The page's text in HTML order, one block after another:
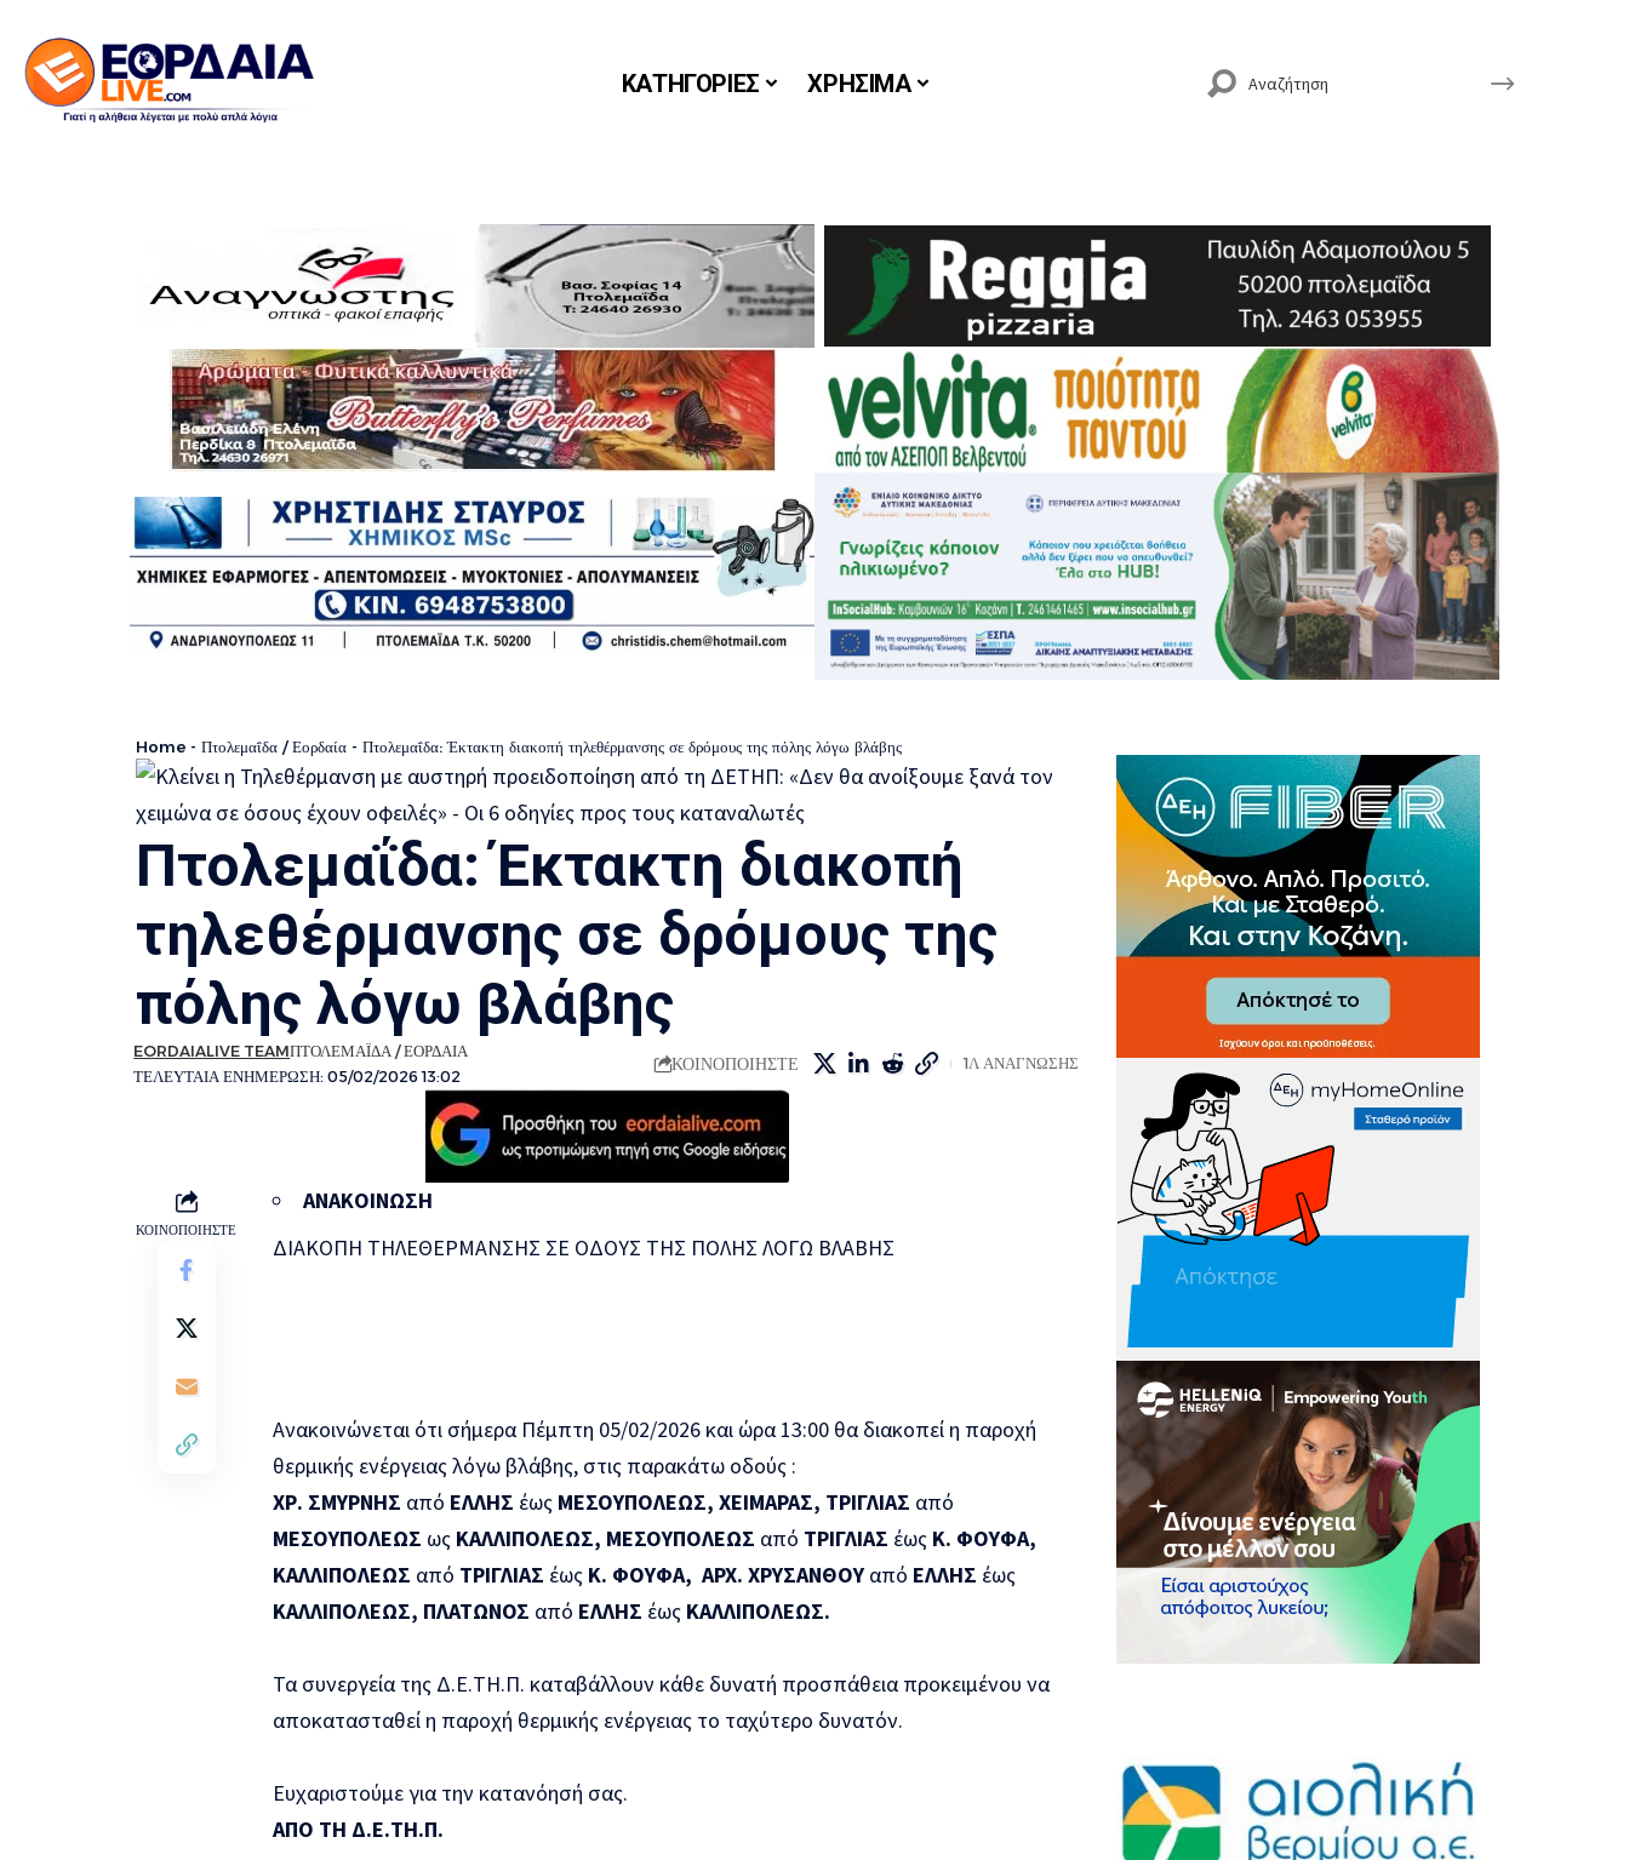
ΚΑΤΗΓΟΡΙΕΣ ΧΡΗΣΙΜΑ
Home - Πτολεμαΐδα / Εορδαία - Πτολεμαΐδα: Έκτακτη διακοπή τηλεθέρμανσης σε δρόμους της πόλης λόγω βλάβης
Πτολεμαΐδα: Έκτακτη διακοπή
τηλεθέρμανσης σε δρόμους της
πόλης λόγω βλάβης
ΤΕΛΕΥΤΑΙΑ ΕΝΗΜΕΡΩΣΗ: 05/02/2026 13:02
EORDAIALIVE TEAMΠΤΟΛΕΜΑΪΔΑ / ΕΟΡΔΑΙΑ
ΚΟΙΝΟΠΟΙΗΣΤΕ 1Λ ΑΝΑΓΝΩΣΗΣ
ΚΟΙΝΟΠΟΙΗΣΤΕ
ΑΝΑΚΟΙΝΩΣΗ
ΔΙΑΚΟΠΗ ΤΗΛΕΘΕΡΜΑΝΣΗΣ ΣΕ ΟΔΟΥΣ ΤΗΣ ΠΟΛΗΣ ΛΟΓΩ ΒΛΑΒΗΣ
Ανακοινώνεται ότι σήμερα Πέμπτη 05/02/2026 και ώρα 13:00 θα διακοπεί η παροχή
θερμικής ενέργειας λόγω βλάβης, στις παρακάτω οδούς :
ΧΡ. ΣΜΥΡΝΗΣ από ΕΛΛΗΣ έως ΜΕΣΟΥΠΟΛΕΩΣ, ΧΕΙΜΑΡΑΣ, ΤΡΙΓΛΙΑΣ από
ΜΕΣΟΥΠΟΛΕΩΣ ως ΚΑΛΛΙΠΟΛΕΩΣ, ΜΕΣΟΥΠΟΛΕΩΣ από ΤΡΙΓΛΙΑΣ έως Κ. ΦΟΥΦΑ,
ΚΑΛΛΙΠΟΛΕΩΣ από ΤΡΙΓΛΙΑΣ έως Κ. ΦΟΥΦΑ, ΑΡΧ. ΧΡΥΣΑΝΘΟΥ από ΕΛΛΗΣ έως
ΚΑΛΛΙΠΟΛΕΩΣ, ΠΛΑΤΩΝΟΣ από ΕΛΛΗΣ έως ΚΑΛΛΙΠΟΛΕΩΣ.
Τα συνεργεία της Δ.Ε.ΤΗ.Π. καταβάλλουν κάθε δυνατή προσπάθεια προκειμένου να
αποκατασταθεί η παροχή θερμικής ενέργειας το ταχύτερο δυνατόν.
Ευχαριστούμε για την κατανόησή σας.
ΑΠΟ ΤΗ Δ.Ε.ΤΗ.Π.